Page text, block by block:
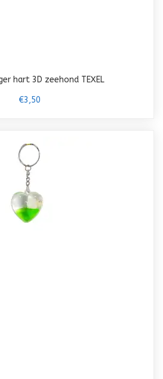
hart 3D zeehond TEXEL
€3,50